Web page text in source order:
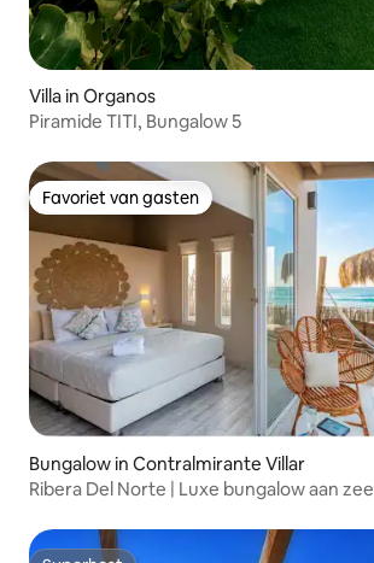
Villa in Organos
Piramide TITI, Bungalow 5
Favoriet van gasten
Favoriet van gasten
Bungalow in Contralmirante Villar
Ribera Del Norte | Luxe bungalow aan zee